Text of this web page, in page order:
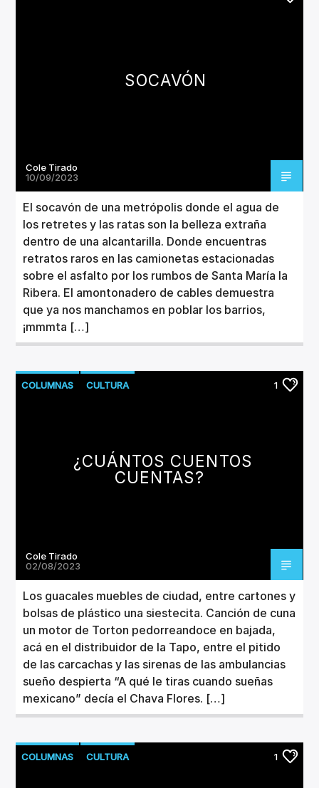
SOCAVÓN
Cole Tirado
10/09/2023
El socavón de una metrópolis donde el agua de
los retretes y las ratas son la belleza extraña
dentro de una alcantarilla. Donde encuentras
retratos raros en las camionetas estacionadas
sobre el asfalto por los rumbos de Santa María la
Ribera. El amontonadero de cables demuestra
que ya nos manchamos en poblar los barrios,
¡mmmta […]
COLUMNAS CULTURA 1
¿CUÁNTOS CUENTOS
CUENTAS?
Cole Tirado
02/08/2023
Los guacales muebles de ciudad, entre cartones y
bolsas de plástico una siestecita. Canción de cuna
un motor de Torton pedorreandoce en bajada,
acá en el distribuidor de la Tapo, entre el pitido
de las carcachas y las sirenas de las ambulancias
sueño despierta “A qué le tiras cuando sueñas
mexicano” decía el Chava Flores. […]
COLUMNAS CULTURA 1